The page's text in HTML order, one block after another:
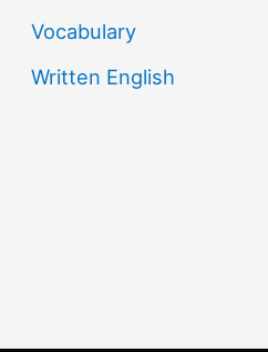
Vocabulary
Written English